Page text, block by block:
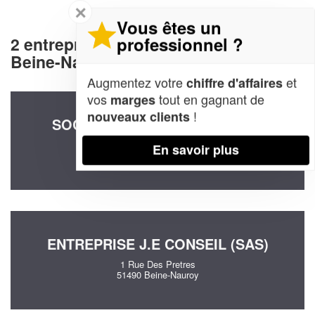
2 entreprises decommunication à
Beine-Nauroy (51490)
SOCIÉTÉ JLM CONSEILS (SAS)
4 Rue De L'observatoire
51490 Beine-Nauroy
ENTREPRISE J.E CONSEIL (SAS)
1 Rue Des Pretres
51490 Beine-Nauroy
✕
Vous êtes un
professionnel ?
Augmentez votrechiffre d'affaireset
vos margestout en gagnant de
nouveaux clients !
En savoir plus